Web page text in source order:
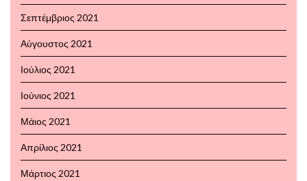
Σεπτέμβριος 2021
Αύγουστος 2021
Ιούλιος 2021
Ιούνιος 2021
Μάιος 2021
Απρίλιος 2021
Μάρτιος 2021